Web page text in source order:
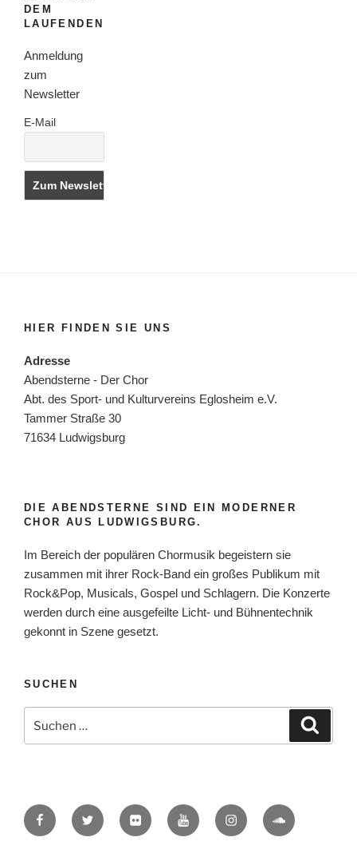
DEM
LAUFENDEN
Anmeldung
zum
Newsletter
E-Mail
HIER FINDEN SIE UNS
Adresse
Abendsterne - Der Chor
Abt. des Sport- und Kulturvereins Eglosheim e.V.
Tammer Straße 30
71634 Ludwigsburg
DIE ABENDSTERNE SIND EIN MODERNER
CHOR AUS LUDWIGSBURG.
Im Bereich der populären Chormusik begeistern sie
zusammen mit ihrer Rock-Band ein großes Publikum mit
Rock&Pop, Musicals, Gospel und Schlagern. Die Konzerte
werden durch eine ausgefeilte Licht- und Bühnentechnik
gekonnt in Szene gesetzt.
SUCHEN
nach:
FacebookTwitter Flickr YouTubeInstagram SoundCloud